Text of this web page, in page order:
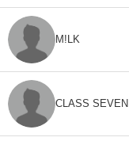
M!LK
CLASS SEVEN